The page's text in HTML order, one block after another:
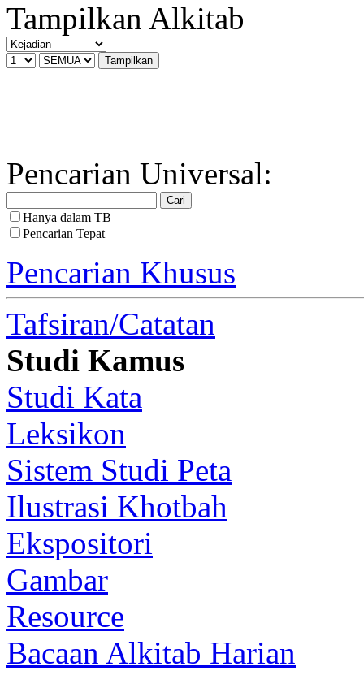
Tampilkan Alkitab
Pencarian Universal:
Hanya dalam TB
Pencarian Tepat
Pencarian Khusus
Tafsiran/Catatan
Studi Kamus
Studi Kata
Leksikon
Sistem Studi Peta
Ilustrasi Khotbah
Ekspositori
Gambar
Resource
Bacaan Alkitab Harian